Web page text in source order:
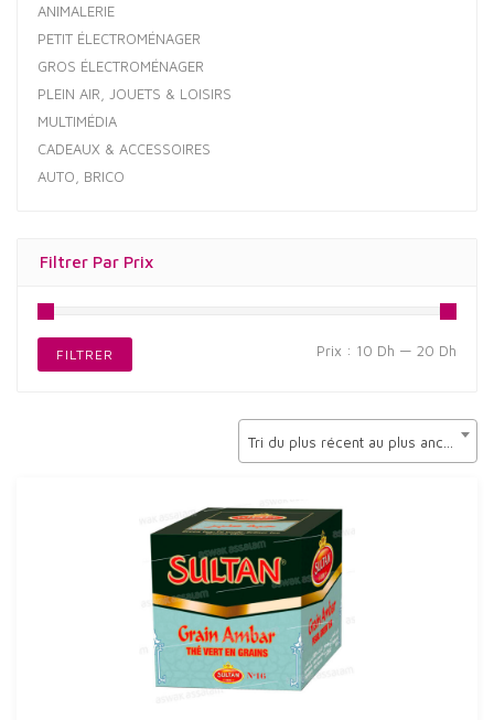
ANIMALERIE
PETIT ÉLECTROMÉNAGER
GROS ÉLECTROMÉNAGER
PLEIN AIR, JOUETS & LOISIRS
MULTIMÉDIA
CADEAUX & ACCESSOIRES
AUTO, BRICO
Filtrer Par Prix
FILTRER Prix : 10 Dh — 20 Dh